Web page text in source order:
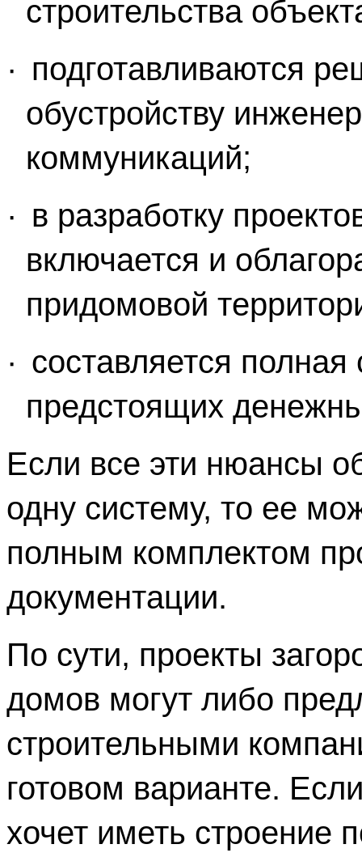
строительства
· подготавливаются
обустройству
коммуникаций;
· в разработку
включается и
придомовой
· составляется полная
предстоящих
Если все эти нюансы
одну систему, то ее
полным комплектом
документации.
По сути, проекты
домов могут либо
строительными
готовом варианте.
хочет иметь строение